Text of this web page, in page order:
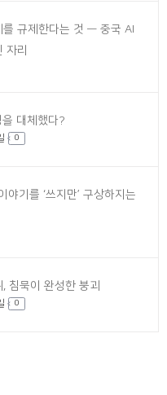
를 규제한다는 것 — 중국 AI
자리
대체했다?
0
기를 ‘쓰지만’ 구상하지는
침묵이 완성한 붕괴
0